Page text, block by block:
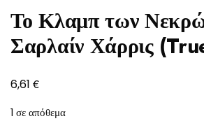
Το Κλαμπ των
Σαρλαίν Χάρρις
6,61 €
1 σε απόθεμα